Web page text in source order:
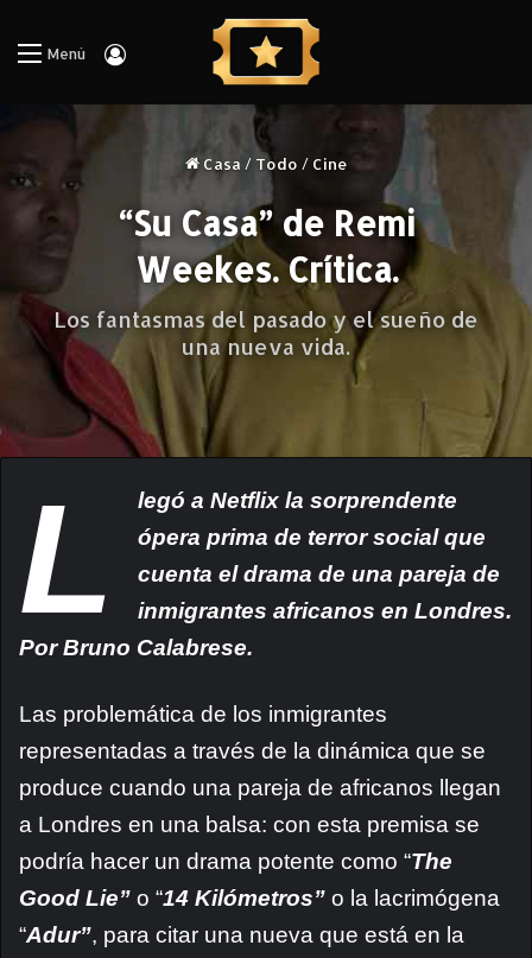
Menú Iniciar Sesión
Casa / Todo / Cine
“Su Casa” de Remi
Weekes. Crítica.
Los fantasmas del pasado y el sueño de
una nueva vida.
L
legó a Netflix la sorprendente
ópera prima de terror social que
cuenta el drama de una pareja de
inmigrantes africanos en Londres.
Por Bruno Calabrese.
Las problemática de los inmigrantes
representadas a través de la dinámica que se
produce cuando una pareja de africanos llegan
a Londres en una balsa: con esta premisa se
podría hacer un drama potente como “The
Good Lie” o “14 Kilómetros” o la lacrimógena
“Adur”, para citar una nueva que está en la